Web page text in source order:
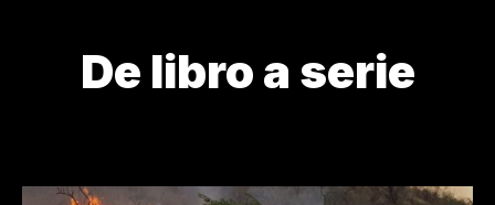
De libro a serie